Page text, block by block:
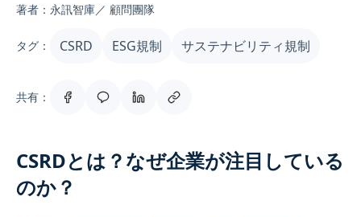
著者：永訊智庫／ 顧問團隊
タグ： CSRD ESG規制 サステナビリティ規制
共有：
CSRDとは？なぜ企業が注目している
のか？